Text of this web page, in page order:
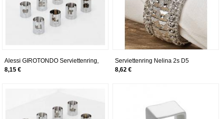
Alessi GIROTONDO Serviettenring,
durchbrochen aus Edelstahl
8,15 €
Serviettenring Nelina 2s D5
Kunststoff
8,62 €